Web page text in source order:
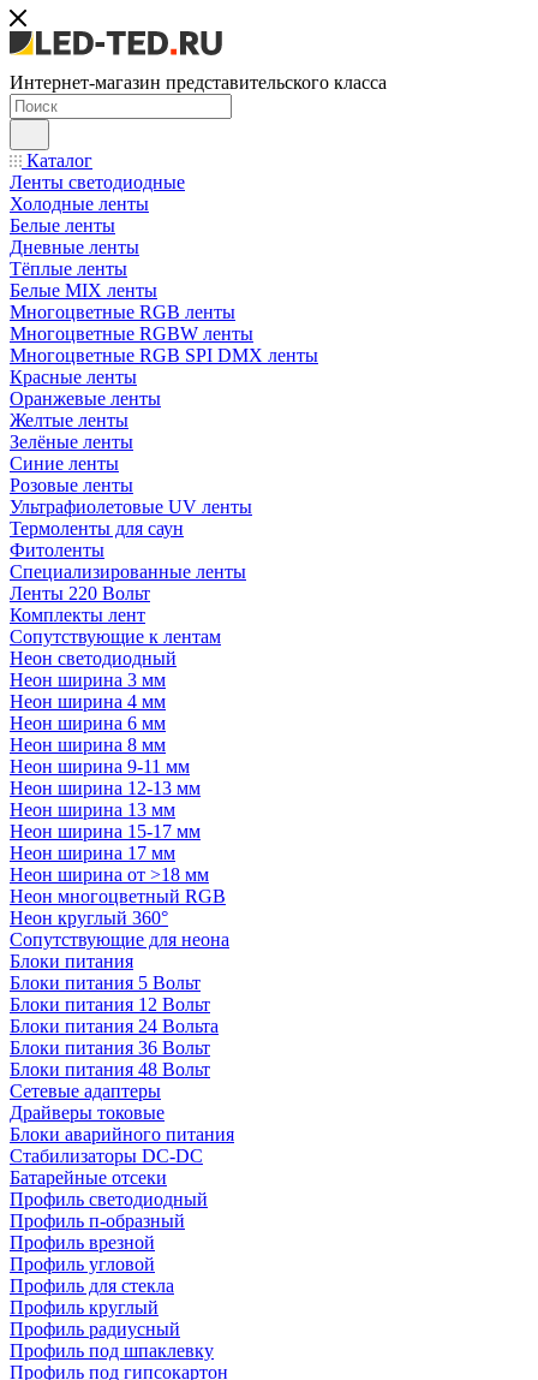
Интернет-магазин представительского класса
Каталог
Ленты светодиодные
Холодные ленты
Белые ленты
Дневные ленты
Тёплые ленты
Белые MIX ленты
Многоцветные RGB ленты
Многоцветные RGBW ленты
Многоцветные RGB SPI DMX ленты
Красные ленты
Оранжевые ленты
Желтые ленты
Зелёные ленты
Синие ленты
Розовые ленты
Ультрафиолетовые UV ленты
Термоленты для саун
Фитоленты
Специализированные ленты
Ленты 220 Вольт
Комплекты лент
Сопутствующие к лентам
Неон светодиодный
Неон ширина 3 мм
Неон ширина 4 мм
Неон ширина 6 мм
Неон ширина 8 мм
Неон ширина 9-11 мм
Неон ширина 12-13 мм
Неон ширина 13 мм
Неон ширина 15-17 мм
Неон ширина 17 мм
Неон ширина от >18 мм
Неон многоцветный RGB
Неон круглый 360°
Сопутствующие для неона
Блоки питания
Блоки питания 5 Вольт
Блоки питания 12 Вольт
Блоки питания 24 Вольта
Блоки питания 36 Вольт
Блоки питания 48 Вольт
Сетевые адаптеры
Драйверы токовые
Блоки аварийного питания
Стабилизаторы DC-DC
Батарейные отсеки
Профиль светодиодный
Профиль п-образный
Профиль врезной
Профиль угловой
Профиль для стекла
Профиль круглый
Профиль радиусный
Профиль под шпаклевку
Профиль под гипсокартон